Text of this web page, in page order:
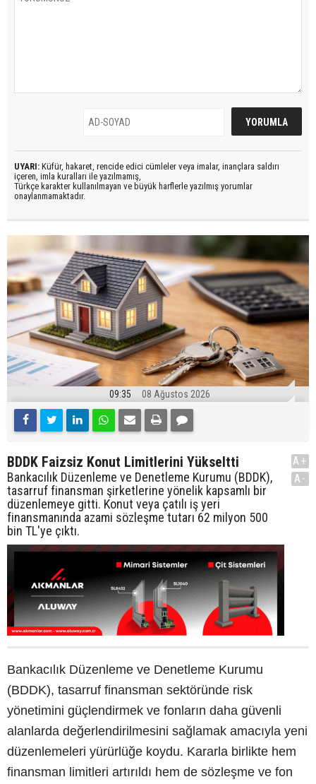
UYARI: Küfür, hakaret, rencide edici cümleler veya imalar, inançlara saldırı
içeren, imla kuralları ile yazılmamış,
Türkçe karakter kullanılmayan ve büyük harflerle yazılmış yorumlar
onaylanmamaktadır.
09:35 08 Ağustos 2026
BDDK Faizsiz Konut Limitlerini Yükseltti
Bankacılık Düzenleme ve Denetleme Kurumu (BDDK),
tasarruf finansman şirketlerine yönelik kapsamlı bir
düzenlemeye gitti. Konut veya çatılı iş yeri
finansmanında azami sözleşme tutarı 62 milyon 500
bin TL'ye çıktı.
A+
A-
Bankacılık Düzenleme ve Denetleme Kurumu
(BDDK), tasarruf finansman sektöründe risk
yönetimini güçlendirmek ve fonların daha güvenli
alanlarda değerlendirilmesini sağlamak amacıyla yeni
düzenlemeleri yürürlüğe koydu. Kararla birlikte hem
finansman limitleri artırıldı hem de sözleşme ve fon